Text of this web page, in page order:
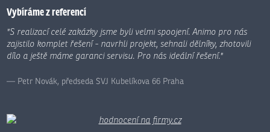
nepodařilo
odeslat.
Vybíráme z referencí
"S realizací celé zakázky jsme byli velmi spoojení. Animo pro nás
zajistilo komplet řešení - navrhli projekt, sehnali dělníky, zhotovili
dílo a ještě máme garanci servisu. Pro nás ideální řešení."
Petr Novák, předseda SVJ Kubelíkova 66 Praha